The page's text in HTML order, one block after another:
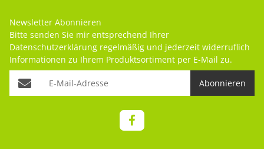
Newsletter Abonnieren
Bitte senden Sie mir entsprechend Ihrer
Datenschutzerklärung regelmäßig und jederzeit widerruflich
Informationen zu Ihrem Produktsortiment per E-Mail zu.
Abonnieren